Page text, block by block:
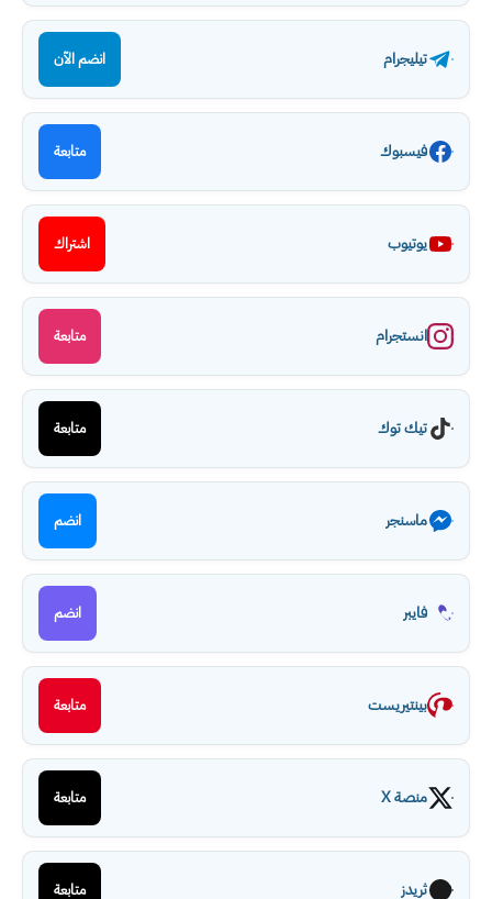
تيليجرام انضم الآن
فيسبوك متابعة
يوتيوب اشتراك
انستجرام متابعة
تيك توك متابعة
ماسنجر انضم
فايبر انضم
بينتيريست متابعة
منصة X متابعة
ثريدز متابعة